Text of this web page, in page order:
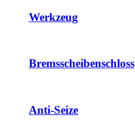
Werkzeug
Bremsscheibenschloss
Anti-Seize